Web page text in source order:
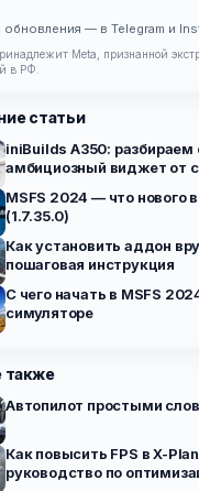
— в Telegram и
Meta, признанной
в РФ.
статьи
iniBuilds A350:
амбициозный виджет от
MSFS 2024 — что нового
(1.7.35.0)
Как установить аддон
пошаговая инструкция
С чего начать в MSFS
симуляторе
также
Автопилот простыми
Как повысить FPS в X-
руководство по